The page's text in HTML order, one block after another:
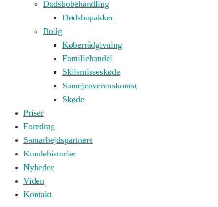
Dødsbobehandling
Dødsbopakker
Bolig
Køberrådgivning
Familiehandel
Skilsmisseskøde
Samejeoverenskomst
Skøde
Priser
Foredrag
Samarbejdspartnere
Kundehistorier
Nyheder
Viden
Kontakt